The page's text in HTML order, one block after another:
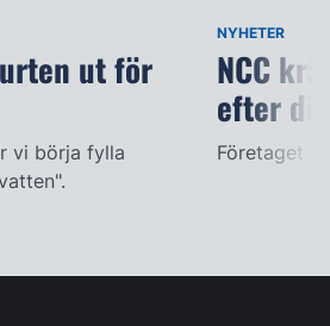
ut för
vi börja fylla
NYHETER
NCC
efter
Företaget